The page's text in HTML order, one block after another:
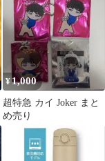
¥1,000
超特急 カイ Joker まと
め売り